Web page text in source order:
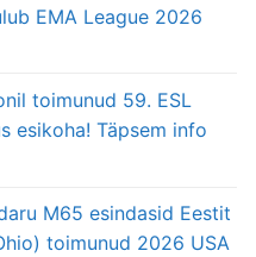
EMA League 2026
toimunud 59. ESL
esikoha! Täpsem info
M65 esindasid Eestit
toimunud 2026 USA